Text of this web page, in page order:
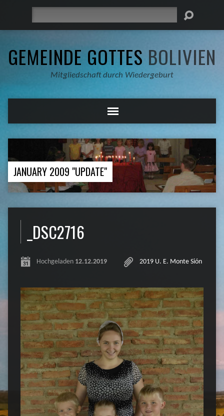
GEMEINDE GOTTES BOLIVIEN
Mitgliedschaft durch Wiedergeburt
JANUARY 2009 "UPDATE"
_DSC2716
Hochgeladen 12.12.2019 2019 U. E. Monte Sión